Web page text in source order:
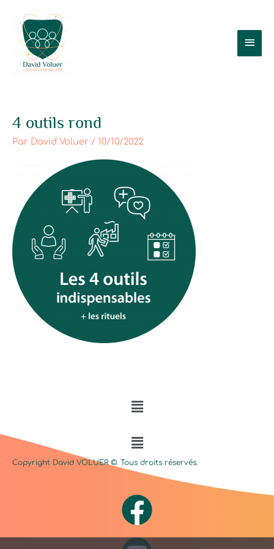
contenu
4 outils rond
Par David Voluer / 10/10/2022
Menu
Menu
Copyright David VOLUER©. Tous droits réservés.